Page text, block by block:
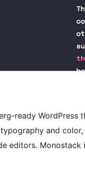
ready
and
editors.